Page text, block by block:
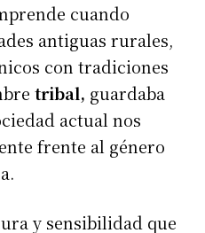
cuando
antiguas rurales,
con tradiciones
tribal, guardaba
actual nos
frente al género
y sensibilidad que